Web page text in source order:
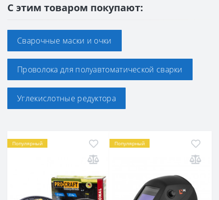
С этим товаром покупают:
Сварочные маски и очки
Проволока для полуавтоматической сварки
Углекислотные редуктора
Популярный Популярный